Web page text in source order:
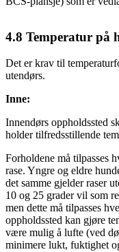
4.8 Temperatur på
Det er krav til
utendørs.
Inne:
Innendørs oppholdssted
holder tilfredsstillende
Forholdene må tilpasses
rase. Yngre og eldre
det samme gjelder raser
10 og 25 grader vil som
men dette må tilpasses
oppholdssted kan gjøre
være mulig å lufte (ved
minimere lukt, fuktighet